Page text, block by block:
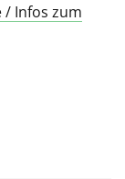
Infos zum